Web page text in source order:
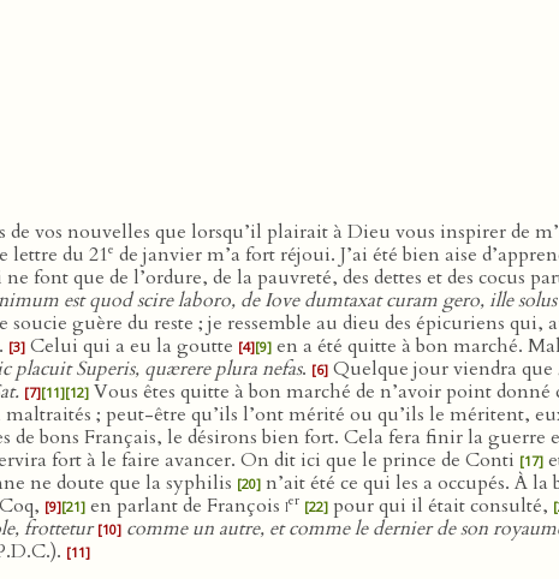
de vos nouvelles que lorsqu’il plairait à Dieu vous inspirer de
lettre du 21e de janvier m’a fort réjoui. J’ai été bien aise
font que de l’ordure, de la pauvreté, des dettes et des
est quod scire laboro, de Iove dumtaxat curam gero, ille
soucie guère du reste ; je ressemble au dieu des épicuriens qui,
. [3] Celui qui a eu la goutte [4][9] en a été quitte à bon marché.
placuit Superis, quærere plura nefas. [6] Quelque jour viendra que
[7][11][12] Vous êtes quitte à bon marché de n’avoir point donné
maltraités ; peut-être qu’ils l’ont mérité ou qu’ils le méritent,
de bons Français, le désirons bien fort. Cela fera finir la guerre
fort à le faire avancer. On dit ici que le prince de Conti [17]
ne doute que la syphilis [20] n’ait été ce qui les a occupés. À
[9][21] en parlant de François ier [22] pour qui il était consulté,
frottetur [10] comme un autre, et comme le dernier de son
[11]